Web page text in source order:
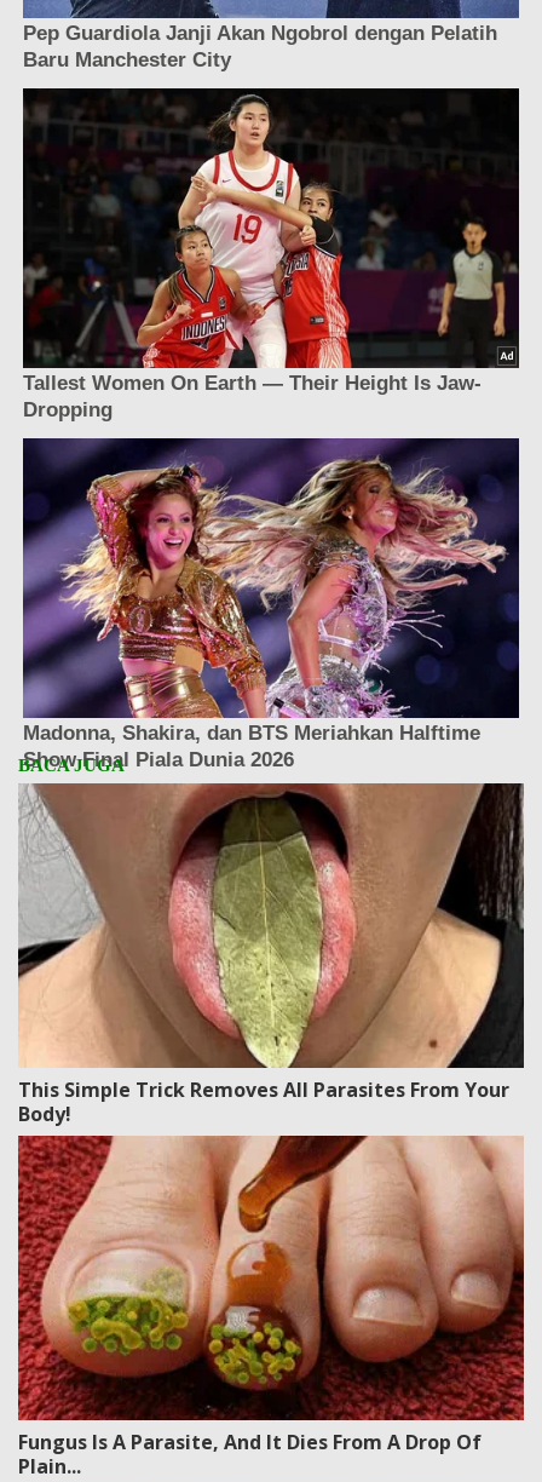
This Simple Trick Removes All Parasites From Your
Body!
Fungus Is A Parasite, And It Dies From A Drop Of
Plain...